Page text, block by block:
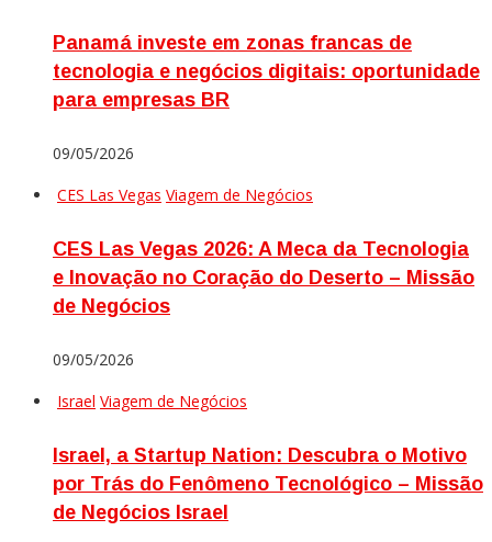
Panamá investe em zonas francas de
tecnologia e negócios digitais: oportunidade
para empresas BR
09/05/2026
CES Las Vegas Viagem de Negócios
CES Las Vegas 2026: A Meca da Tecnologia
e Inovação no Coração do Deserto – Missão
de Negócios
09/05/2026
Israel Viagem de Negócios
Israel, a Startup Nation: Descubra o Motivo
por Trás do Fenômeno Tecnológico – Missão
de Negócios Israel